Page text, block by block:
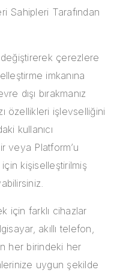
Sahipleri Tarafından
değiştirerek çerezlere
imkanına
dışı bırakmanız
özellikleri işlevselliğini
kullanıcı
veya Platform’u
kişiselleştirilmiş
için farklı cihazlar
akıllı telefon,
her birindeki her
uygun şekilde